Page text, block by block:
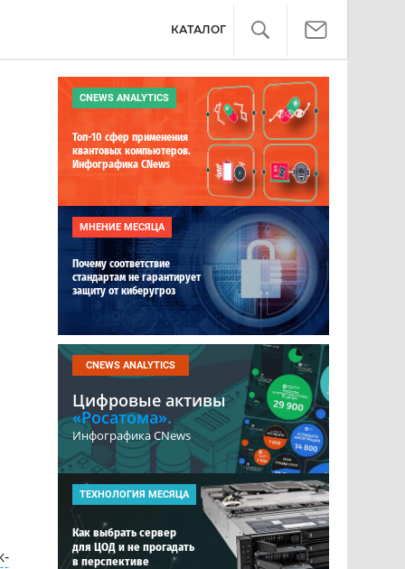
КАТАЛОГ
CNEWS ANALYTICS
Топ-10 сфер применения
квантовых компьютеров.
Инфографика CNews
МНЕНИЕ МЕСЯЦА
Почему соответствие
стандартам не гарантирует
защиту от киберугроз
CNEWS ANALYTICS
Цифровые активы
«Росатома».
Инфографика CNews
ТЕХНОЛОГИЯ МЕСЯЦА
Как выбрать сервер
для ЦОД и не прогадать
в перспективе